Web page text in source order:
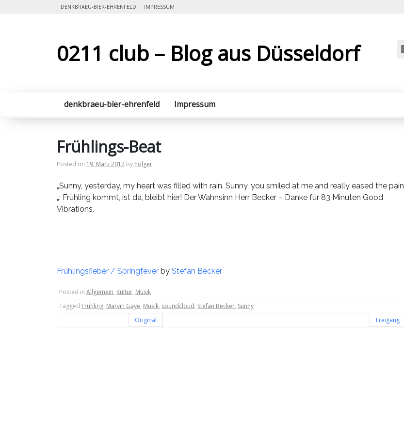
DENKBRAEU-BIER-EHRENFELD IMPRESSUM
0211 club – Blog aus Düsseldorf
denkbraeu-bier-ehrenfeld Impressum
Frühlings-Beat
Posted on 19. März 2012 by holger
„Sunny, yesterday, my heart was filled with rain. Sunny, you smiled at me and really eased the pain
„: Frühling kommt, ist da, bleibt hier! Der Wahnsinn Herr Becker – Danke für 83 Minuten Good
Vibrations.
Frühlingsfieber / Springfever by Stefan Becker
Posted in Allgemein, Kultur, Musik
Tagged Frühling, Marvin Gaye, Musik, soundcloud, Stefan Becker, Sunny
Beitragsnavigation
Original Freigang